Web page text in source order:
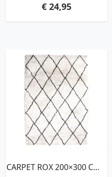
€24,95
CARPET ROX 200×300 CM –